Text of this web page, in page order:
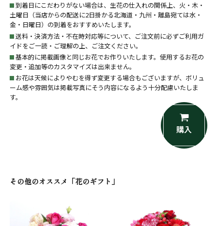
到着日にこだわりがない場合は、生花の仕入れの関係上、火・木・
土曜日（当店からの配送に2日掛かる北海道・九州・離島宛ては水・
金・日曜日）の到着をおすすめいたします。
送料・決済方法・不在時対応等について、ご注文前に必ずご利用ガ
イドをご一読・ご理解の上、ご注文ください。
基本的に掲載画像と同じお花でお作りいたします。使用するお花の
変更・追加等のカスタマイズは出来ません。
お花は天候によりやむを得ず変更する場合もございますが、ボリュ
ーム感や雰囲気は掲載写真にそう内容になるよう十分配慮いたしま
す。
購入
その他のオススメ「花のギフト」